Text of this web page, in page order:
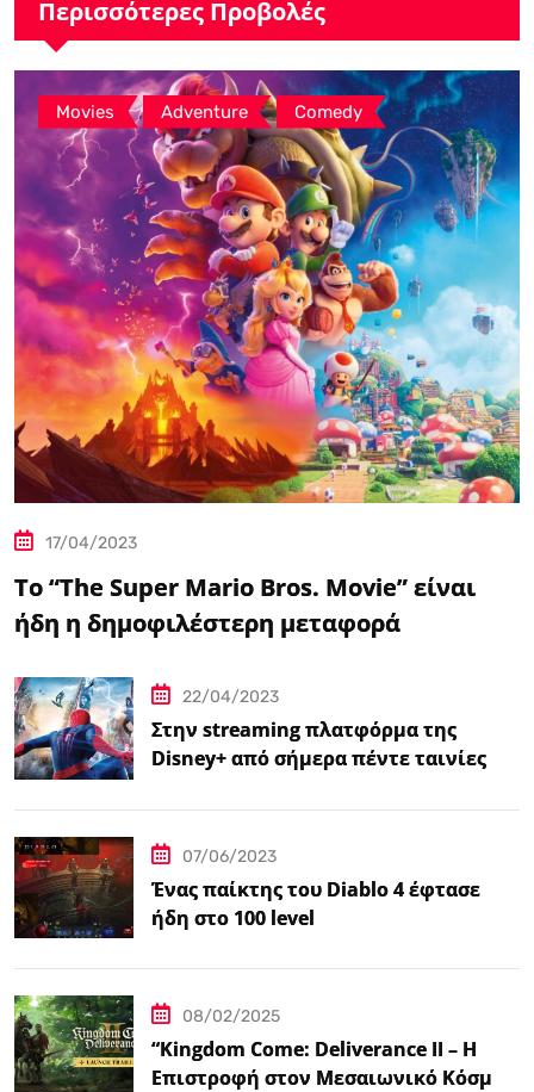
Περισσότερες Προβολές
Movies , Adventure , Comedy
17/04/2023
Το “The Super Mario Bros. Movie” είναι
ήδη η δημοφιλέστερη μεταφορά
22/04/2023
Στην streaming πλατφόρμα της
Disney+ από σήμερα πέντε ταινίες
07/06/2023
Ένας παίκτης του Diablo 4 έφτασε
ήδη στο 100 level
08/02/2025
“Kingdom Come: Deliverance II – Η
Επιστροφή στον Μεσαιωνικό Κόσμο